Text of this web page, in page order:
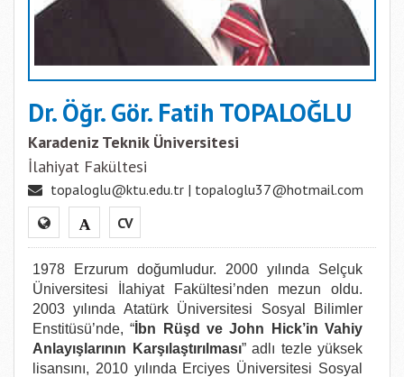
Dr. Öğr. Gör. Fatih TOPALOĞLU
Karadeniz Teknik Üniversitesi
İlahiyat Fakültesi
topaloglu@ktu.edu.tr | topaloglu37@hotmail.com
CV
1978 Erzurum doğumludur. 2000 yılında Selçuk
Üniversitesi İlahiyat Fakültesi’nden mezun oldu.
2003 yılında Atatürk Üniversitesi Sosyal Bilimler
Enstitüsü’nde, “ İbn Rüşd ve John Hick’in Vahiy
Anlayışlarının Karşılaştırılması” adlı tezle yüksek
lisansını, 2010 yılında Erciyes Üniversitesi Sosyal